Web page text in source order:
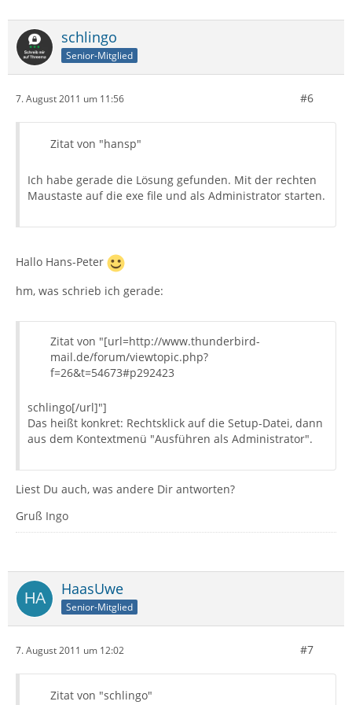
schlingo
Senior-Mitglied
7. August 2011 um 11:56 #6
Zitat von "hansp"
Ich habe gerade die Lösung gefunden. Mit der rechten
Maustaste auf die exe file und als Administrator starten.
Hallo Hans-Peter
hm, was schrieb ich gerade:
Zitat von "[url=http://www.thunderbird-
mail.de/forum/viewtopic.php?
f=26&t=54673#p292423
schlingo[/url]"]
Das heißt konkret: Rechtsklick auf die Setup-Datei, dann
aus dem Kontextmenü "Ausführen als Administrator".
Liest Du auch, was andere Dir antworten?
Gruß Ingo
HaasUwe
Senior-Mitglied
7. August 2011 um 12:02 #7
Zitat von "schlingo"